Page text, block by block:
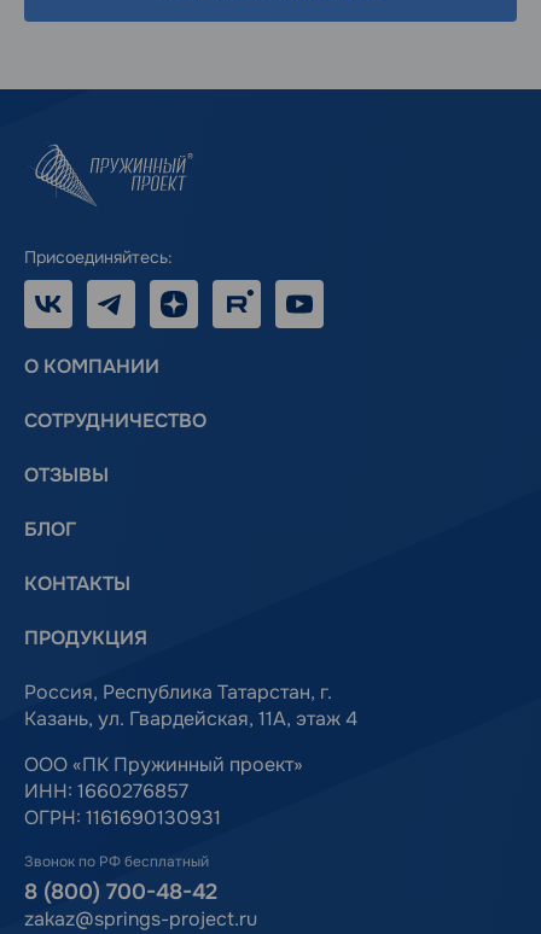
Присоединяйтесь:
Telegram Дзен RUTUBE
О КОМПАНИИ
СОТРУДНИЧЕСТВО
ОТЗЫВЫ
БЛОГ
КОНТАКТЫ
ПРОДУКЦИЯ
Россия, Республика Татарстан, г.
Казань, ул. Гвардейская, 11А, этаж 4
ООО «ПК Пружинный проект»
ИНН: 1660276857
ОГРН: 1161690130931
Звонок по РФ бесплатный
8 (800) 700-48-42
zakaz@springs-project.ru